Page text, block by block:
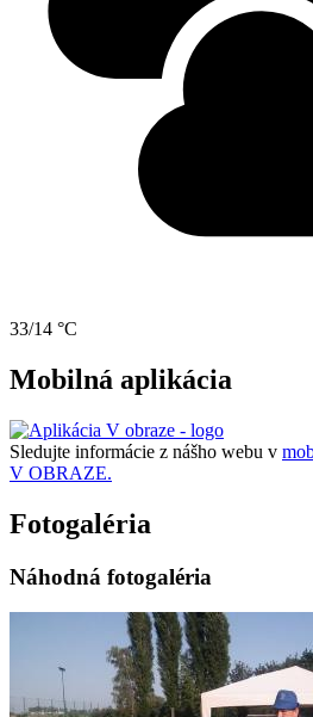
33/14 °C
Mobilná aplikácia
Sledujte informácie z nášho webu v
V OBRAZE.
Fotogaléria
Náhodná fotogaléria